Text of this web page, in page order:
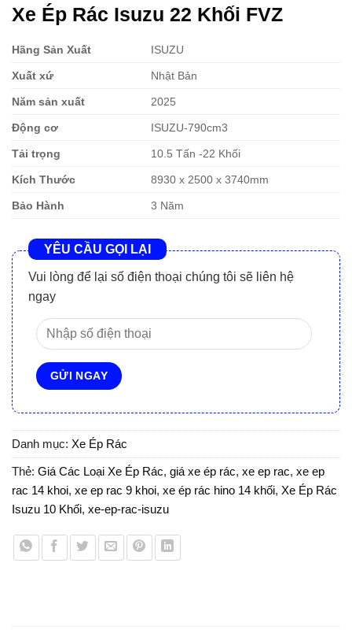
Xe Ép Rác Isuzu 22 Khối FVZ
Hãng Sản Xuất ISUZU
Xuất xứ Nhật Bản
Năm sản xuất 2025
Động cơ ISUZU-790cm3
Tải trọng 10.5 Tấn -22 Khối
Kích Thước 8930 x 2500 x 3740mm
Bảo Hành 3 Năm
YÊU CẦU GỌI LẠI
Vui lòng để lại số điện thoại chúng tôi sẽ liên hệ
ngay
Danh mục: Xe Ép Rác
Thẻ: Giá Các Loại Xe Ép Rác, giá xe ép rác, xe ep rac, xe ep
rac 14 khoi, xe ep rac 9 khoi, xe ép rác hino 14 khối, Xe Ép Rác
Isuzu 10 Khối, xe-ep-rac-isuzu